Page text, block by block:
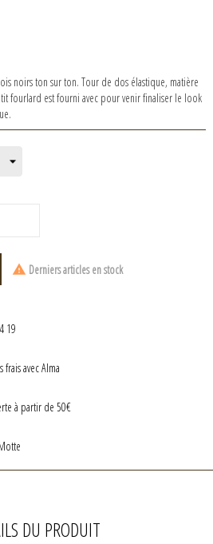
noirs ton sur ton. Tour de dos élastique, matière
fourlard est fourni avec pour venir finaliser le look
Derniers articles en stock
19
frais avec Alma
à partir de 50€
DU PRODUIT